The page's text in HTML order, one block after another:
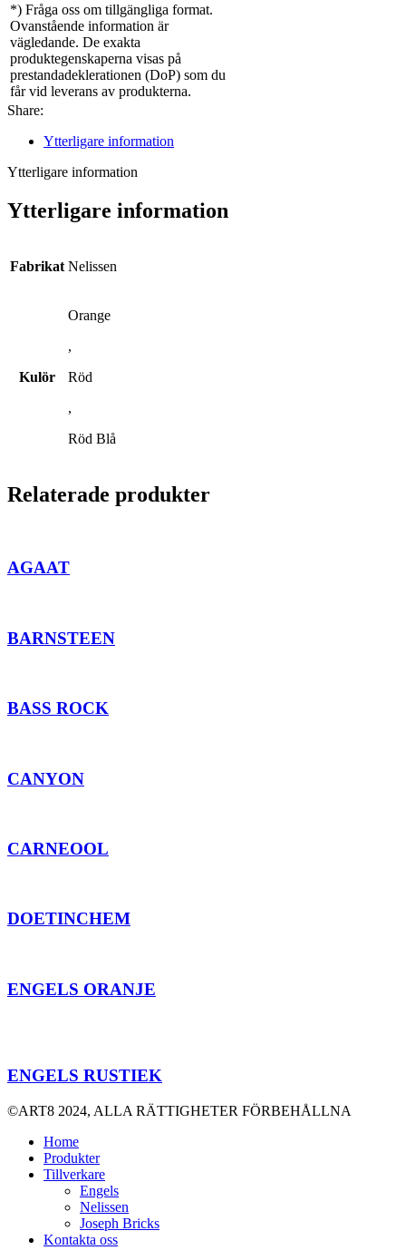
*) Fråga oss om tillgängliga format.
Ovanstående information är
vägledande. De exakta
produktegenskaperna visas på
prestandadeklerationen (DoP) som du
får vid leverans av produkterna.
Share:
Ytterligare information
Ytterligare information
Ytterligare information
Fabrikat Nelissen
Kulör
Orange
,
Röd
,
Röd Blå
Relaterade produkter
AGAAT
BARNSTEEN
BASS ROCK
CANYON
CARNEOOL
DOETINCHEM
ENGELS ORANJE
ENGELS RUSTIEK
©ART8 2024, ALLA RÄTTIGHETER FÖRBEHÅLLNA
Home
Produkter
Tillverkare
Engels
Nelissen
Joseph Bricks
Kontakta oss